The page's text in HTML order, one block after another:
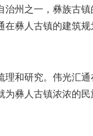
之一，彝族古镇
在彝人古镇的建筑规
研究。伟光汇通
彝人古镇浓浓的民